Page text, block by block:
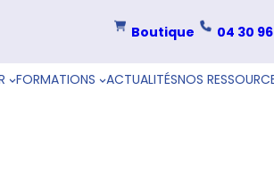
Boutique 04 30
FORMATIONS ACTUALITÉSNOS